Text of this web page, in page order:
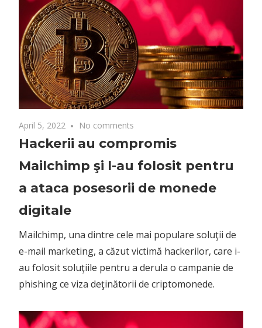
April 5, 2022 No comments
Hackerii au compromis
Mailchimp şi l-au folosit pentru
a ataca posesorii de monede
digitale
Mailchimp, una dintre cele mai populare soluţii de
e-mail marketing, a căzut victimă hackerilor, care i-
au folosit soluţiile pentru a derula o campanie de
phishing ce viza deţinătorii de criptomonede.